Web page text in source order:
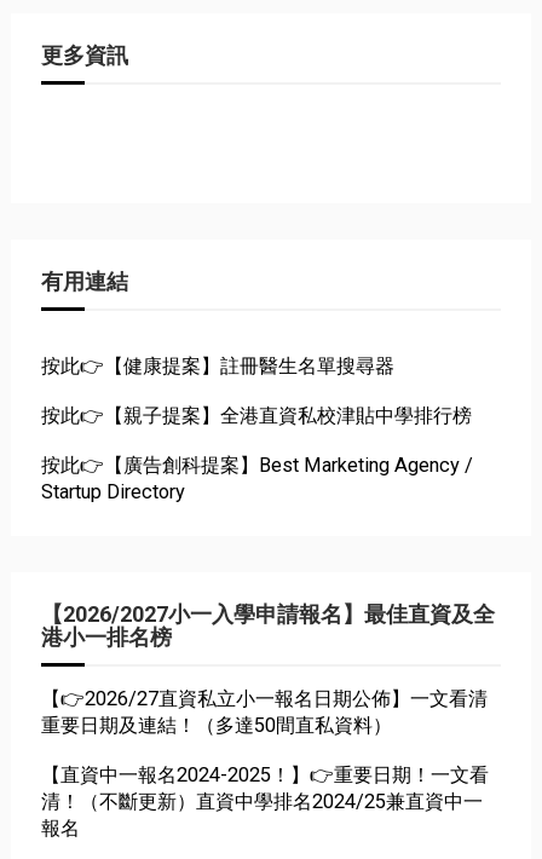
更多資訊
有用連結
按此👉【健康提案】註冊醫生名單搜尋器
按此👉【親子提案】全港直資私校津貼中學排行榜
按此👉【廣告創科提案】Best Marketing Agency /
Startup Directory
【2026/2027小一入學申請報名】最佳直資及全
港小一排名榜
【👉2026/27直資私立小一報名日期公佈】一文看清
重要日期及連結！（多達50間直私資料）
【直資中一報名2024-2025！】👉重要日期！一文看
清！（不斷更新）直資中學排名2024/25兼直資中一
報名